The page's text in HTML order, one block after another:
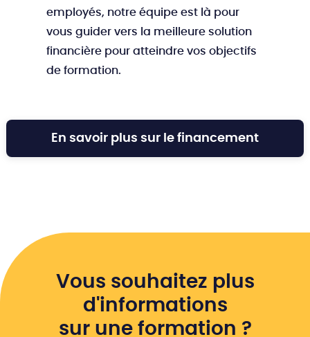
employés, notre équipe est là pour
vous guider vers la meilleure solution
financière pour atteindre vos objectifs
de formation.
En savoir plus sur le financement
Vous souhaitez plus
d'informations
sur une formation ?